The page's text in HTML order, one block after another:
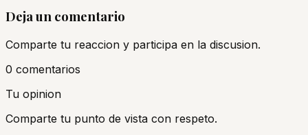
Deja un comentario
Comparte tu reaccion y participa en la discusion.
0 comentarios
Tu opinion
Comparte tu punto de vista con respeto.